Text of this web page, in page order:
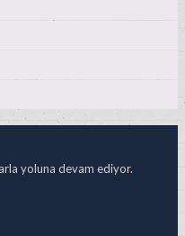
yoluna devam ediyor.